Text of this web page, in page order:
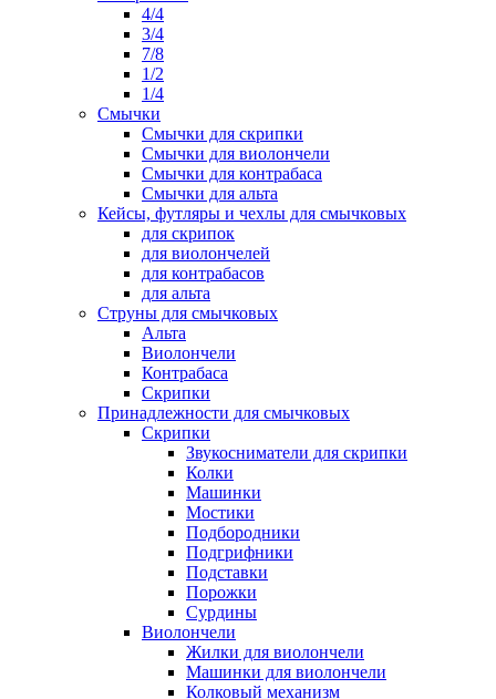
4/4
3/4
7/8
1/2
1/4
Смычки
Смычки для скрипки
Смычки для виолончели
Смычки для контрабаса
Смычки для альта
Кейсы, футляры и чехлы для смычковых
для скрипок
для виолончелей
для контрабасов
для альта
Струны для смычковых
Альта
Виолончели
Контрабаса
Скрипки
Принадлежности для смычковых
Скрипки
Звукосниматели для скрипки
Колки
Машинки
Мостики
Подбородники
Подгрифники
Подставки
Порожки
Сурдины
Виолончели
Жилки для виолончели
Машинки для виолончели
Колковый механизм